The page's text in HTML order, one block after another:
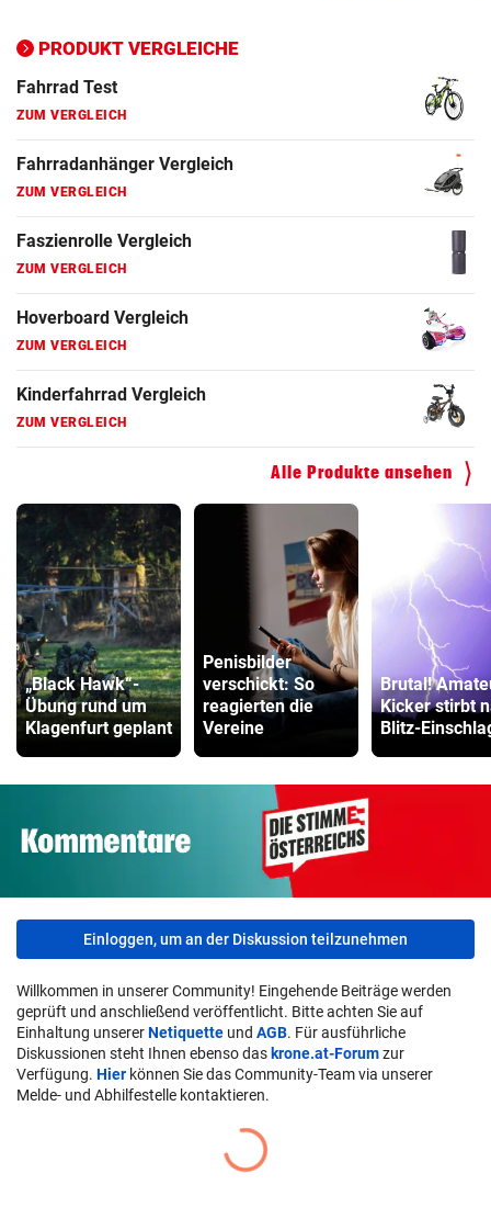
PRODUKT VERGLEICHE
ZUM VERGLEICH
Fahrrad Test
ZUM VERGLEICH
Fahrradanhänger Vergleich
ZUM VERGLEICH
Faszienrolle Vergleich
ZUM VERGLEICH
Hoverboard Vergleich
ZUM VERGLEICH
Kinderfahrrad Vergleich
ZUM VERGLEICH
Alle Produkte ansehen
„Black Hawk“-
Übung rund um
Klagenfurt geplant
Penisbilder
verschickt: So
reagierten die
Vereine
Brutal!
Kicker stirbt
Blitz-
Einloggen, um an der Diskussion teilzunehmen
Willkommen in unserer Community! Eingehende Beiträge werden
geprüft und anschließend veröffentlicht. Bitte achten Sie auf
Einhaltung unsererNetiquette und AGB. Für ausführliche
Diskussionen steht Ihnen ebenso das krone.at-Forumzur
Verfügung. Hier können Sie das Community-Team via unserer
Melde- und Abhilfestelle kontaktieren.